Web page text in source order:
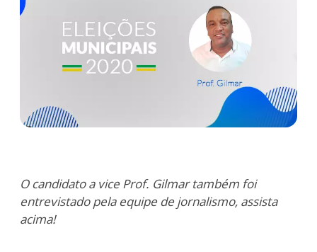
O candidato a vice Prof. Gilmar também foi
entrevistado pela equipe de jornalismo, assista
acima!